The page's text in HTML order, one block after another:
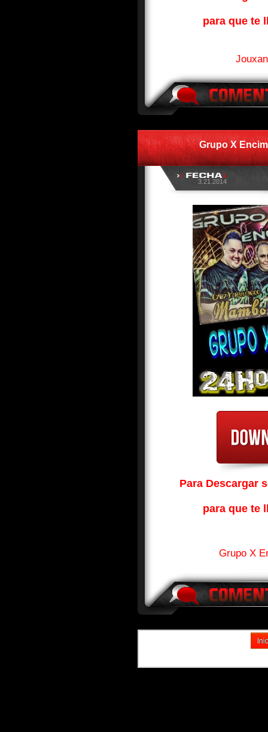
para que te
Grupo X
3.21.2014
Para Descargar
para que te
Grupo X